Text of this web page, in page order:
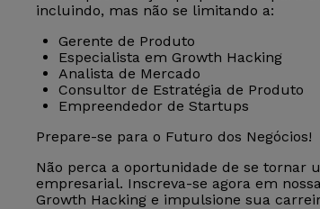
incluindo, mas não se limitando a:
Gerente de Produto
Especialista em Growth Hacking
Analista de Mercado
Consultor de Estratégia de Produto
Empreendedor de Startups
Prepare-se para o Futuro dos Negócios!
Não perca a oportunidade de se tornar
empresarial. Inscreva-se agora em
Growth Hacking e impulsione sua